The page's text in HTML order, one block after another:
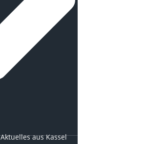
Aktuelles aus Kassel